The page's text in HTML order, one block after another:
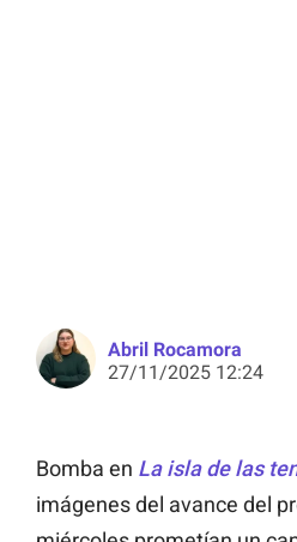
Abril Rocamora
27/11/2025 12:24
Bomba en La isla de las
imágenes del avance del